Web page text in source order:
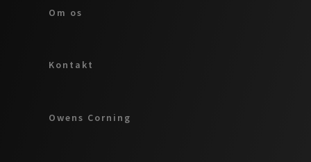
Om os
Kontakt
Owens Corning